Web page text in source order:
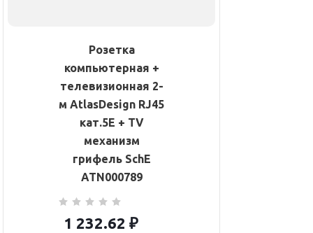
Розетка
компьютерная +
телевизионная 2-
м AtlasDesign RJ45
кат.5E + TV
механизм
грифель SchE
ATN000789
1 232.62 ₽